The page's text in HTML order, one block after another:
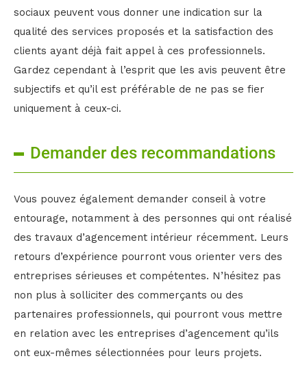
sociaux peuvent vous donner une indication sur la
qualité des services proposés et la satisfaction des
clients ayant déjà fait appel à ces professionnels.
Gardez cependant à l’esprit que les avis peuvent être
subjectifs et qu’il est préférable de ne pas se fier
uniquement à ceux-ci.
Demander des recommandations
Vous pouvez également demander conseil à votre
entourage, notamment à des personnes qui ont réalisé
des travaux d’agencement intérieur récemment. Leurs
retours d’expérience pourront vous orienter vers des
entreprises sérieuses et compétentes. N’hésitez pas
non plus à solliciter des commerçants ou des
partenaires professionnels, qui pourront vous mettre
en relation avec les entreprises d’agencement qu’ils
ont eux-mêmes sélectionnées pour leurs projets.